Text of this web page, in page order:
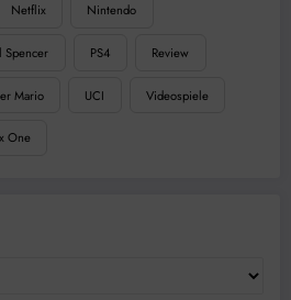
Netflix Nintendo
Spencer PS4 Review
Mario UCI Videospiele
One